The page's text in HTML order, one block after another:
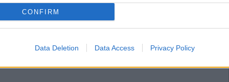
CONFIRM
Data Deletion Data Access Privacy Policy